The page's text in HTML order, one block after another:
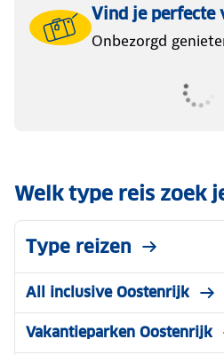
Vind je perfecte
Onbezorgd
Welk type reis zoek
Type reizen
All inclusive Oostenrijk
Vakantieparken Oostenrijk